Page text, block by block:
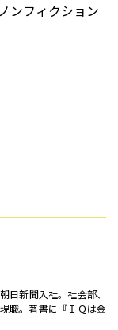
ンフィクション
日新聞入社。社会部、
職。著書に『ＩＱは金